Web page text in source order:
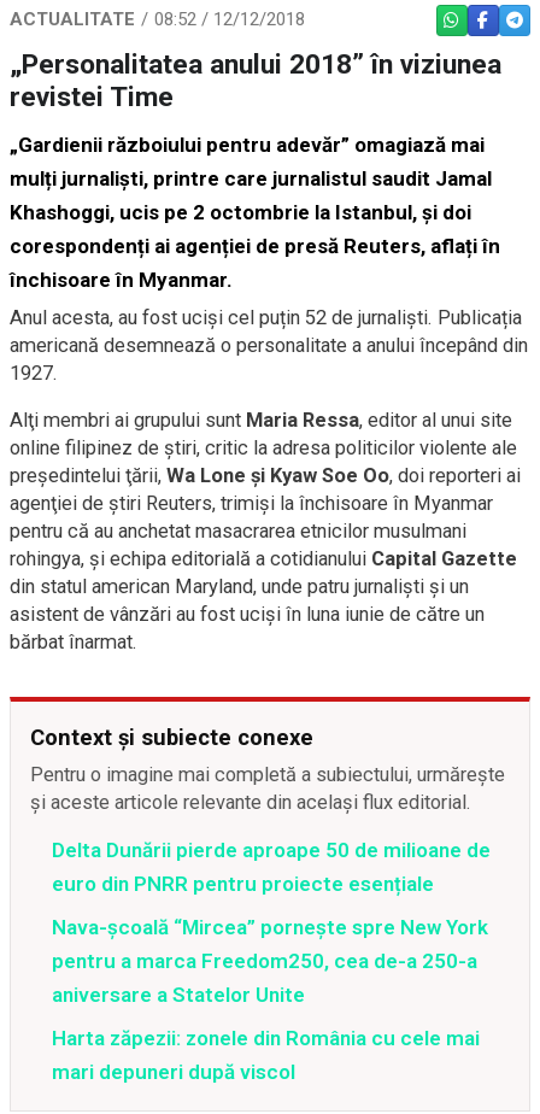
ACTUALITATE 08:52 / 12/12/2018 WHATSAPP
„Personalitatea anului 2018” în viziunea
revistei Time
„Gardienii războiului pentru adevăr” omagiază mai
mulți jurnaliști, printre care jurnalistul saudit Jamal
Khashoggi, ucis pe 2 octombrie la Istanbul, și doi
corespondenți ai agenției de presă Reuters, aflați în
închisoare în Myanmar.
Anul acesta, au fost uciși cel puțin 52 de jurnaliști. Publicația
americană desemnează o personalitate a anului începând din
1927.
Alţi membri ai grupului sunt Maria Ressa, editor al unui site
online filipinez de ştiri, critic la adresa politicilor violente ale
preşedintelui ţării, Wa Lone și Kyaw Soe Oo, doi reporteri ai
agenţiei de ştiri Reuters, trimişi la închisoare în Myanmar
pentru că au anchetat masacrarea etnicilor musulmani
rohingya, şi echipa editorială a cotidianului Capital Gazette
din statul american Maryland, unde patru jurnalişti şi un
asistent de vânzări au fost ucişi în luna iunie de către un
bărbat înarmat.
Context și subiecte conexe
Pentru o imagine mai completă a subiectului, urmărește
și aceste articole relevante din același flux editorial.
Delta Dunării pierde aproape 50 de milioane de
euro din PNRR pentru proiecte esențiale
Nava-școală “Mircea” pornește spre New York
pentru a marca Freedom250, cea de-a 250-a
aniversare a Statelor Unite
Harta zăpezii: zonele din România cu cele mai
mari depuneri după viscol